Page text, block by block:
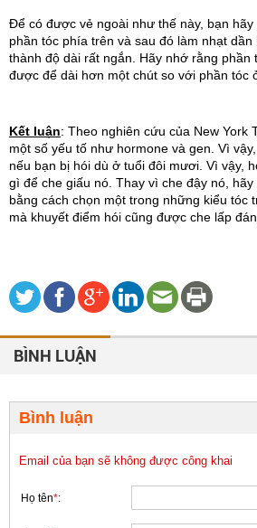
Để có được vẻ ngoài như thế này, bạn
phần tóc phía trên và sau đó làm nhạt
thành độ dài rất ngắn. Hãy nhớ rằng phần
được để dài hơn một chút so với phần tóc
Kết luận: Theo nghiên cứu của New York
một số yếu tố như hormone và gen. Vì
nếu bạn bị hói dù ở tuổi đôi mươi. Vì vậy,
gì để che giấu nó. Thay vì che đậy nó,
bằng cách chọn một trong những kiểu tóc
mà khuyết điểm hói cũng được che lấp
BÌNH LUẬN
Bình luận
Email của bạn sẽ không được công khai
Họ tên*: